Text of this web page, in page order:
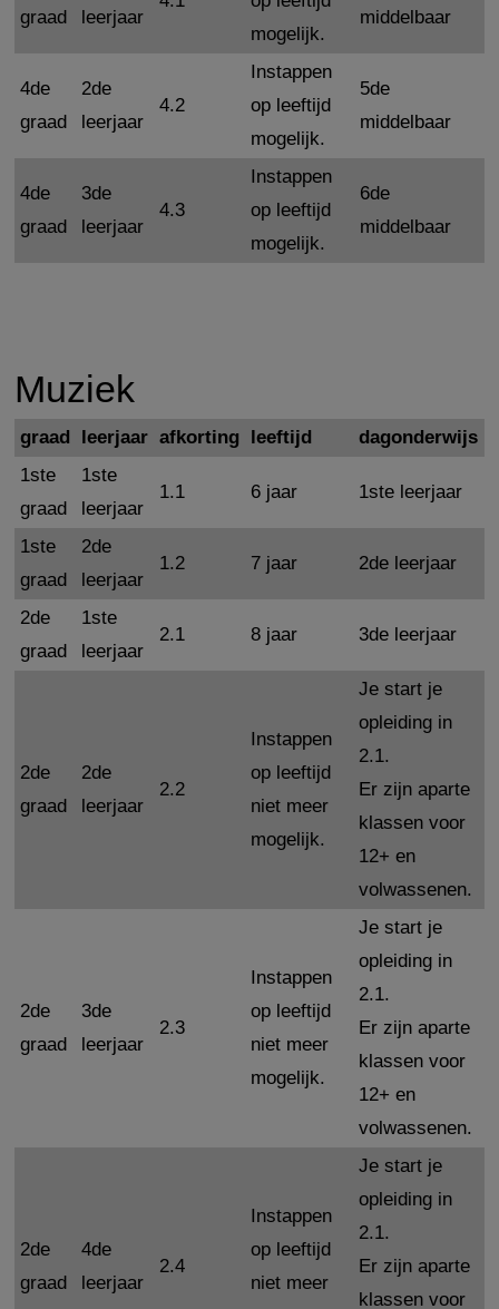
graad
leerjaar
mogelijk.
middelbaar
4de
graad
2de
leerjaar
4.2
Instappen
op leeftijd
mogelijk.
5de
middelbaar
4de
graad
3de
leerjaar
4.3
Instappen
op leeftijd
mogelijk.
6de
middelbaar
Muziek
graad leerjaar afkorting leeftijd
dagonderwijs
1ste
graad
1ste
leerjaar
1.1 6 jaar 1ste leerjaar
1ste
graad
2de
leerjaar
1.2 7 jaar 2de leerjaar
2de
graad
1ste
leerjaar
2.1 8 jaar 3de leerjaar
2de
graad
2de
leerjaar
2.2
Instappen
op leeftijd
niet meer
mogelijk.
Je start je
opleiding in
2.1.
Er zijn aparte
klassen voor
12+ en
volwassenen.
2de
graad
3de
leerjaar
2.3
Instappen
op leeftijd
niet meer
mogelijk.
Je start je
opleiding in
2.1.
Er zijn aparte
klassen voor
12+ en
volwassenen.
2de
graad
4de
leerjaar
2.4
Instappen
op leeftijd
niet meer
Je start je
opleiding in
2.1.
Er zijn aparte
klassen voor